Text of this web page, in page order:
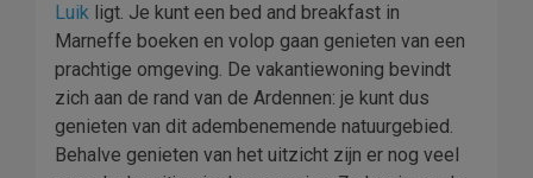
Luik ligt. Je kunt een bed and breakfast in
Marneffe boeken en volop gaan genieten van een
prachtige omgeving. De vakantiewoning bevindt
zich aan de rand van de Ardennen: je kunt dus
genieten van dit adembenemende natuurgebied.
Behalve genieten van het uitzicht zijn er nog veel